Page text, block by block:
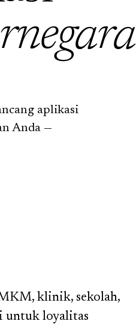
aplikasi
Anda —
klinik, sekolah,
untuk loyalitas